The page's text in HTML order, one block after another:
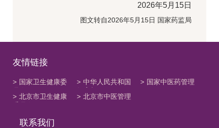
2026年5月15日
图文转自2026年5月15日 国家药监局
友情链接
> 国家卫生健康委
> 中华人民共和国
教育部
> 国家中医药管理
> 北京市卫生健康
委员会
> 北京市中医管理
联系我们